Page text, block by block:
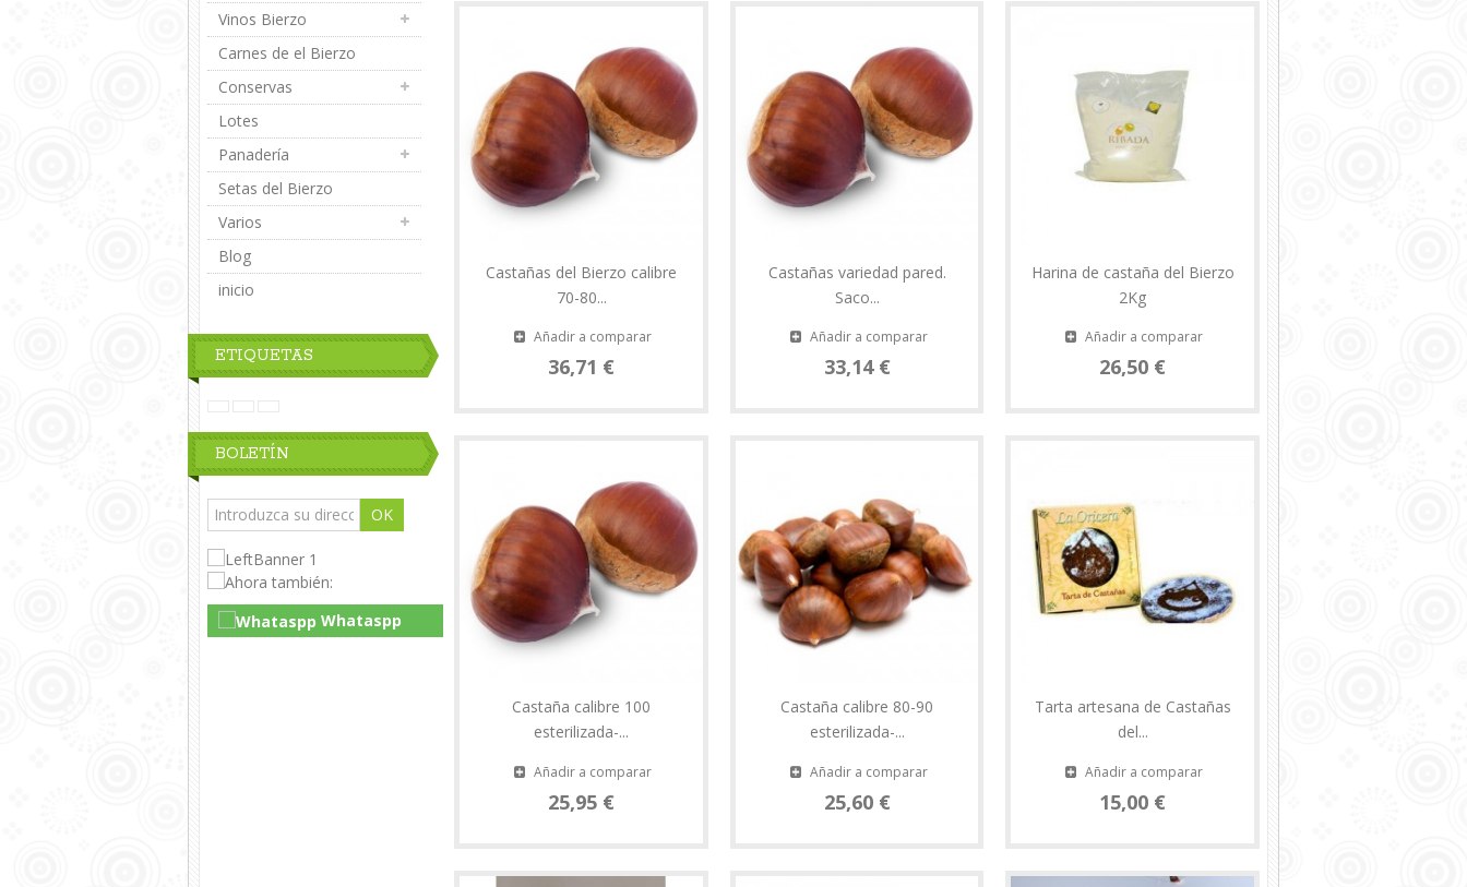
Vinos Bierzo
Carnes de el Bierzo
Conservas
Lotes
Panadería
Setas del Bierzo
Varios
Blog
inicio
ETIQUETAS
BOLETÍN
OK
Whataspp
Live Chat
Castañas del Bierzo calibre
70-80...
Añadir a comparar
36,71 €
Castañas variedad pared.
Saco...
Añadir a comparar
33,14 €
Harina de castaña del Bierzo
2Kg
Añadir a comparar
26,50 €
Castaña calibre 100
esterilizada-...
Añadir a comparar
25,95 €
Castaña calibre 80-90
esterilizada-...
Añadir a comparar
25,60 €
Tarta artesana de Castañas
del...
Añadir a comparar
15,00 €